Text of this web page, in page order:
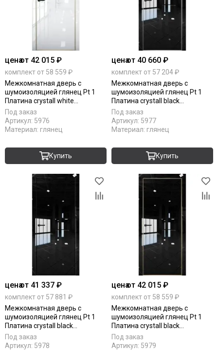
ценаот 42 015 ₽
комплект от 58 559 ₽
Межкомнатная дверь с
шумоизоляцией глянец Pt 1
Платина crystall white
алюминиевая кромка Al Gold
Edition глухая
Под заказ
Артикул: 5976
Материал: глянец
Купить
ценаот 40 660 ₽
комплект от 57 204 ₽
Межкомнатная дверь с
шумоизоляцией глянец Pt 1
Платина crystall black
алюминиевая кромка Al глухая
Под заказ
Артикул: 5977
Материал: глянец
Купить
ценаот 41 337 ₽
комплект от 57 881 ₽
Межкомнатная дверь с
шумоизоляцией глянец Pt 1
Платина crystall black
алюминиевая кромка Al Black
Edition глухая
Под заказ
Артикул: 5978
ценаот 42 015 ₽
комплект от 58 559 ₽
Межкомнатная дверь с
шумоизоляцией глянец Pt 1
Платина crystall black
алюминиевая кромка Al Gold
Edition глухая
Под заказ
Артикул: 5979